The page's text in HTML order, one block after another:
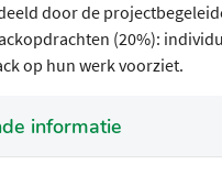
door de
(20%):
op hun werk voorziet.
informatie